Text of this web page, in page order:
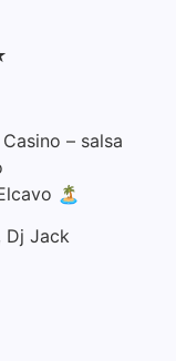
– salsa
🏝
Dj Jack